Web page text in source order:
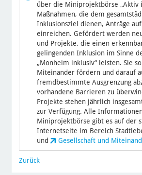
über die Miniprojektbörse „Aktiv
Maßnahmen, die dem
Inklusionsziel dienen, Anträge
einreichen. Gefördert werden
und Projekte, die einen
gelingenden Inklusion im Sinne
„Monheim inklusiv“ leisten. Sie
Miteinander fördern und darauf
fremdbestimmte Ausgrenzung
vorhandene Barrieren zu
Projekte stehen jährlich
zur Verfügung. Alle
Miniprojektbörse gibt es auf der
Internetseite im Bereich
und
Gesellschaft und
Zurück